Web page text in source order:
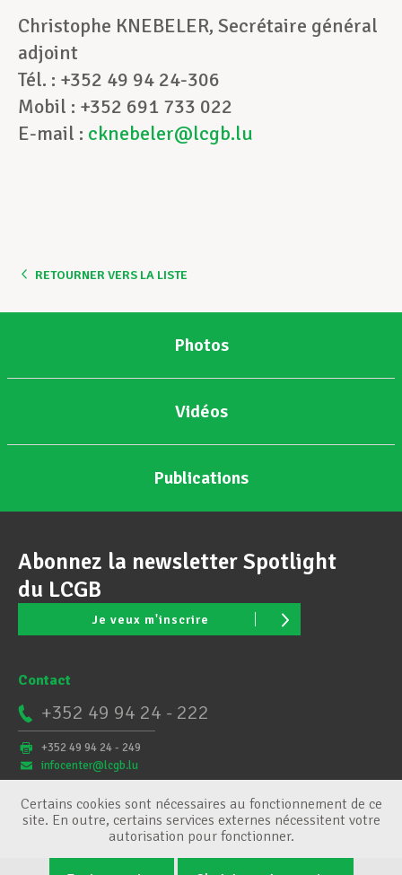
Christophe KNEBELER, Secrétaire général
adjoint
Tél. : +352 49 94 24-306
Mobil : +352 691 733 022
E-mail : cknebeler@lcgb.lu
RETOURNER VERS LA LISTE
Photos
Vidéos
Publications
Abonnez la newsletter Spotlight
du LCGB
Je veux m'inscrire
Contact
+352 49 94 24 - 222
+352 49 94 24 - 249
infocenter@lcgb.lu
Certains cookies sont nécessaires au fonctionnement de ce
site. En outre, certains services externes nécessitent votre
autorisation pour fonctionner.